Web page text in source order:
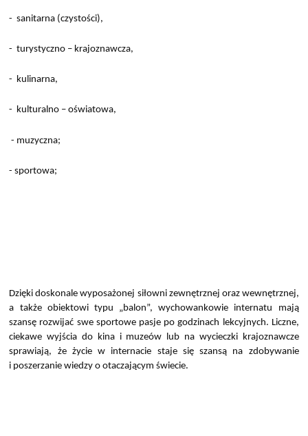
- sanitarna (czystości),
- turystyczno – krajoznawcza,
- kulinarna,
- kulturalno – oświatowa,
- muzyczna;
- sportowa;
Dzięki doskonale wyposażonej siłowni zewnętrznej oraz wewnętrznej,
a także obiektowi typu „balon”, wychowankowie internatu mają
szansę rozwijać swe sportowe pasje po godzinach lekcyjnych. Liczne,
ciekawe wyjścia do kina i muzeów lub na wycieczki krajoznawcze
sprawiają, że życie w internacie staje się szansą na zdobywanie
i poszerzanie wiedzy o otaczającym świecie.